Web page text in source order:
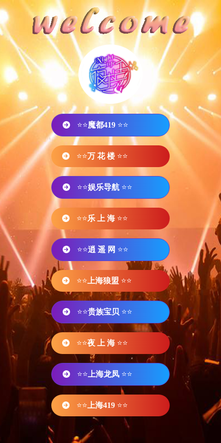
⭐⭐魔都419 ⭐⭐
⭐⭐万 花 楼 ⭐⭐
⭐⭐娱乐导航 ⭐⭐
⭐⭐乐 上 海 ⭐⭐
⭐⭐逍 遥 网 ⭐⭐
⭐⭐ 上海狼盟 ⭐⭐
⭐⭐贵族宝贝 ⭐⭐
⭐⭐夜 上 海 ⭐⭐
⭐⭐ 上海龙凤 ⭐⭐
⭐⭐ 上海419 ⭐⭐